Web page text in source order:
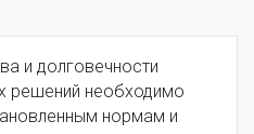
и долговечности
решений необходимо
нормам и